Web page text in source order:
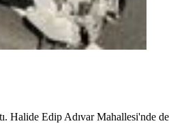
Halide Edip Adıvar Mahallesi'nde